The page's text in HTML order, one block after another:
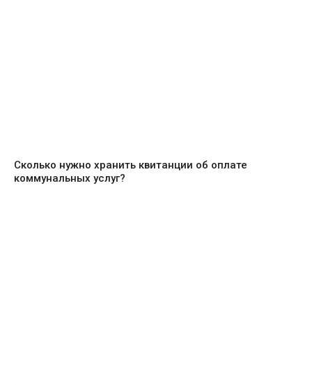
Сколько нужно хранить квитанции об оплате
коммунальных услуг?